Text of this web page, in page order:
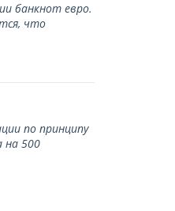
банкнот евро.
что
по принципу
на 500